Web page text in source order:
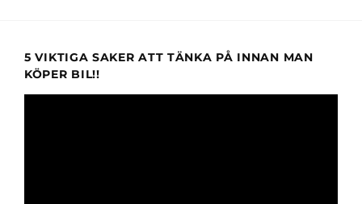
5 VIKTIGA SAKER ATT TÄNKA PÅ INNAN MAN
KÖPER BIL!!